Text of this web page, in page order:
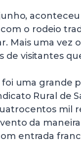
com o rodeio
Mais uma vez
de visitantes
uma grande
Rural de
mil
da
entrada